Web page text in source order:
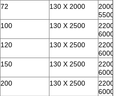
72 130 X 2000
2000
5500
100 130 X 2500
2200
6000
120 130 X 2500
2200
6000
150 130 X 2500
2200
6000
200 130 X 2500
2200
6000